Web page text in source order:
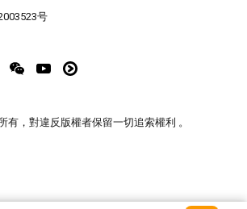
号
有，對違反版權者保留一切追索權利 。